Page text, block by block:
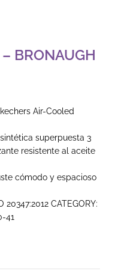
BRONAUGH
Air-Cooled
superpuesta 3
resistente al aceite
cómodo y espacioso
20347:2012 CATEGORY:
41